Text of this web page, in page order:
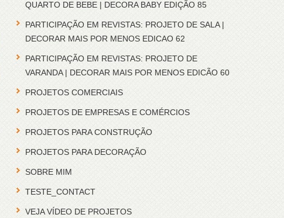
QUARTO DE BEBE | DECORA BABY EDIÇÃO 85
PARTICIPAÇÃO EM REVISTAS: PROJETO DE SALA |
DECORAR MAIS POR MENOS EDICAO 62
PARTICIPAÇÃO EM REVISTAS: PROJETO DE
VARANDA | DECORAR MAIS POR MENOS EDICÃO 60
PROJETOS COMERCIAIS
PROJETOS DE EMPRESAS E COMÉRCIOS
PROJETOS PARA CONSTRUÇÃO
PROJETOS PARA DECORAÇÃO
SOBRE MIM
TESTE_CONTACT
VEJA VÍDEO DE PROJETOS